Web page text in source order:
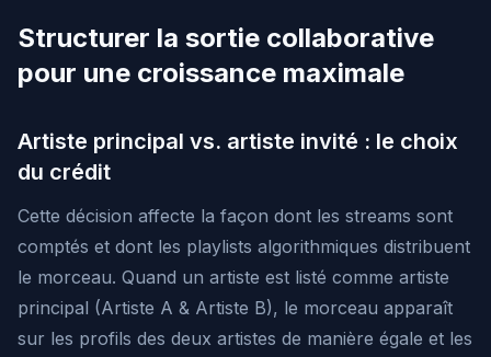
Structurer la sortie collaborative
pour une croissance maximale
Artiste principal vs. artiste invité : le choix
du crédit
Cette décision affecte la façon dont les streams sont
comptés et dont les playlists algorithmiques distribuent
le morceau. Quand un artiste est listé comme artiste
principal (Artiste A & Artiste B), le morceau apparaît
sur les profils des deux artistes de manière égale et les